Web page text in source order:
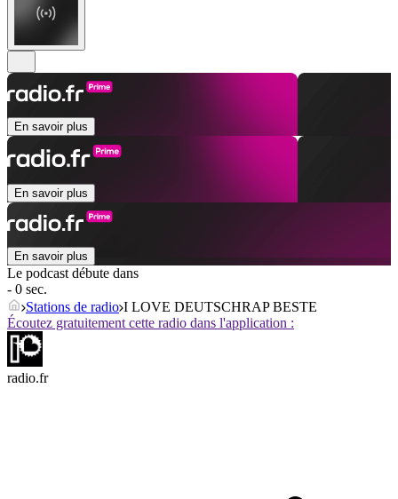
En savoir plus
En savoir plus
En savoir plus
Le podcast débute dans
- 0 sec.
Stations de radio I LOVE DEUTSCHRAP BESTE
Écoutez gratuitement cette radio dans l'application :
radio.fr